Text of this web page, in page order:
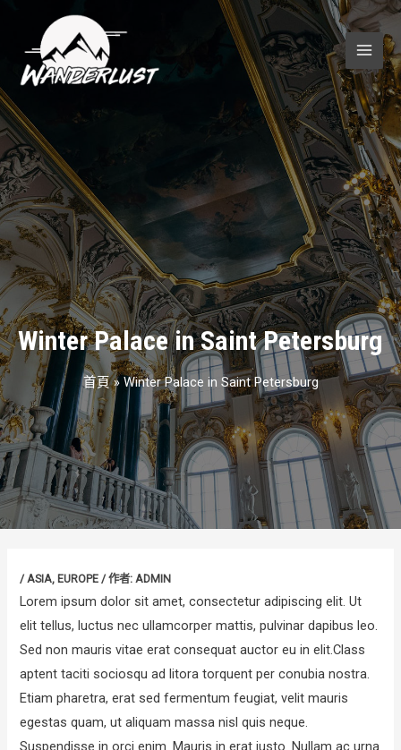
要
內
容
Winter Palace in Saint Petersburg
首頁 » Winter Palace in Saint Petersburg
/ ASIA,EUROPE / 作者: ADMIN
Lorem ipsum dolor sit amet, consectetur adipiscing elit. Ut
elit tellus, luctus nec ullamcorper mattis, pulvinar dapibus leo.
Sed non mauris vitae erat consequat auctor eu in elit.Class
aptent taciti sociosqu ad litora torquent per conubia nostra.
Etiam pharetra, erat sed fermentum feugiat, velit mauris
egestas quam, ut aliquam massa nisl quis neque.
Suspendisse in orci enim. Mauris in erat justo. Nullam ac urna